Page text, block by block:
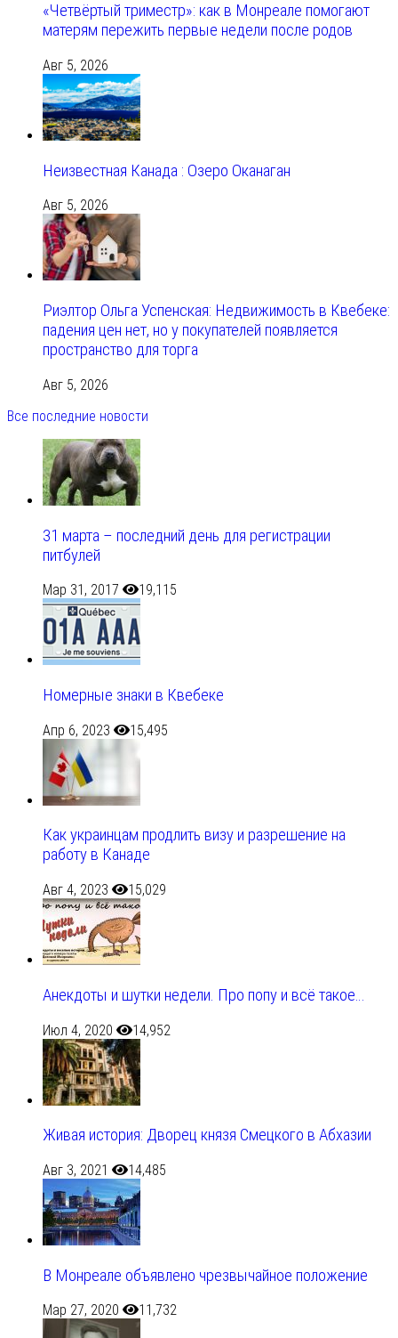
«Четвёртый триместр»: как в Монреале помогают
матерям пережить первые недели после родов
Авг 5, 2026
Неизвестная Канада : Озеро Оканаган
Авг 5, 2026
Риэлтор Ольга Успенская: Недвижимость в Квебеке:
падения цен нет, но у покупателей появляется
пространство для торга
Авг 5, 2026
Все последние новости
31 марта – последний день для регистрации
питбулей
Мар 31, 2017 19,115
Номерные знаки в Квебеке
Апр 6, 2023 15,495
Как украинцам продлить визу и разрешение на
работу в Канаде
Авг 4, 2023 15,029
Анекдоты и шутки недели. Про попу и всё такое…
Июл 4, 2020 14,952
Живая история: Дворец князя Смецкого в Абхазии
Авг 3, 2021 14,485
В Монреале объявлено чрезвычайное положение
Мар 27, 2020 11,732